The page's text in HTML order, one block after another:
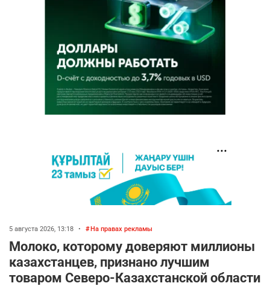
5 августа 2026, 13:18 • На правах рекламы
Молоко, которому доверяют миллионы
казахстанцев, признано лучшим
товаром Северо-Казахстанской области